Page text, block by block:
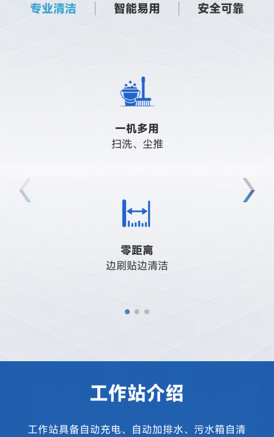
专业清洁 智能易用 安全可靠
清洁宽度提升，自动分区算
远程唤醒，一键启动，任意位置
自动排班，自动生成作业报
视觉点云融合感知，有效识别
风机寿命10000h，双路冗余喷
工作站介绍
工作站具备自动充电、自动加排水、污水箱自清